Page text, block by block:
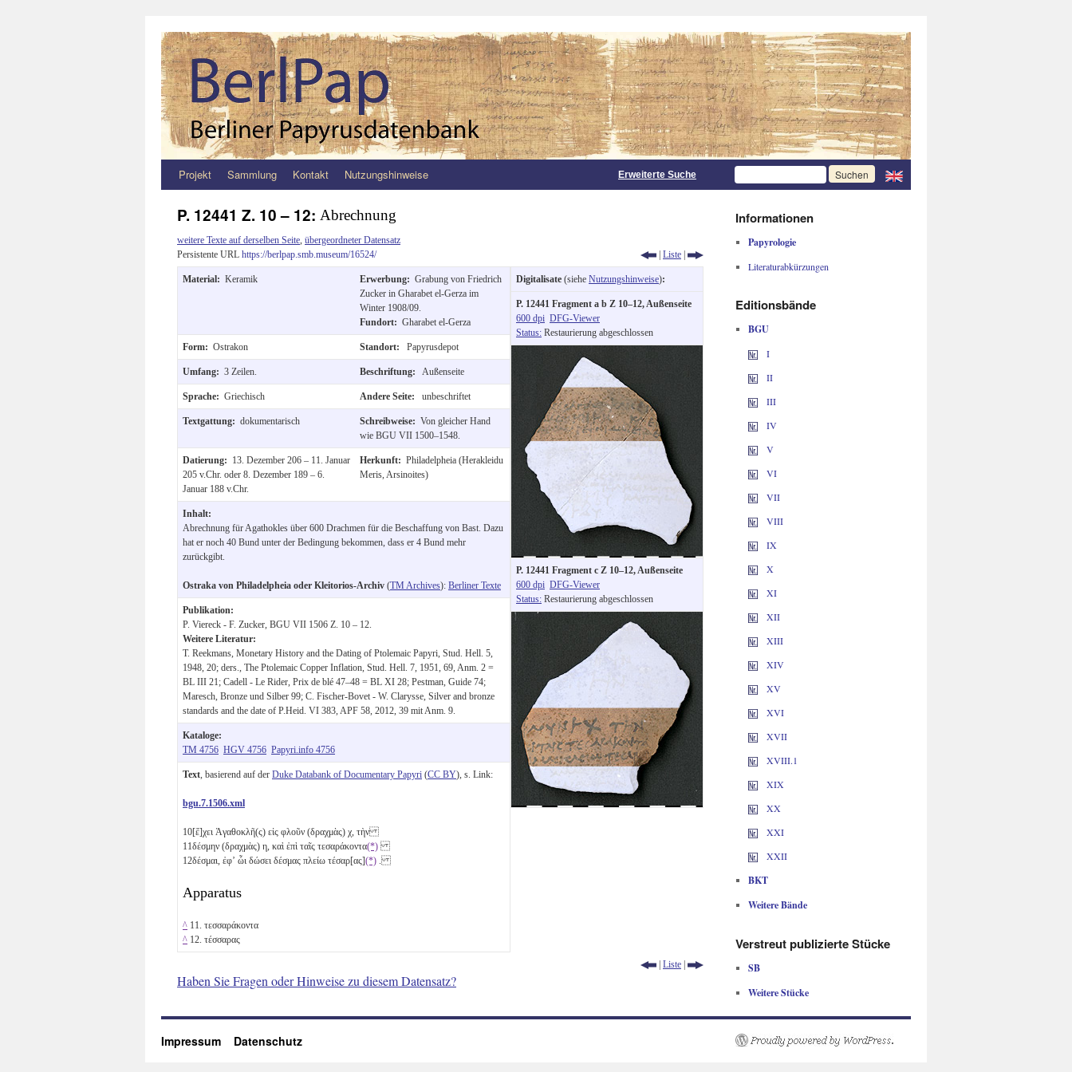
Zum
springen
Projekt Sammlung Kontakt Nutzungshinweise Erweiterte Suche
P. 12441 Z. 10 – 12: Abrechnung
weitere Texte auf derselben Seite übergeordneter Datensatz
Persistente URL https://berlpap.smb.museum/16524/ | Liste |
Material: Keramik Erwerbung: Grabung von Friedrich
Zucker in Gharabet el-Gerza im
Winter 1908/09.
Fundort: Gharabet el-Gerza
Form: Ostrakon Standort: Papyrusdepot
Umfang: 3 Zeilen. Beschriftung: Außenseite
Sprache: Griechisch Andere Seite: unbeschriftet
Textgattung: dokumentarisch Schreibweise: Von gleicher Hand
wie BGU VII 1500–1548.
Datierung: 13. Dezember 206 – 11. Januar
205 v.Chr. oder 8. Dezember 189 – 6.
Januar 188 v.Chr.
Herkunft: Philadelpheia (Herakleidu
Meris, Arsinoites)
Inhalt:
Abrechnung für Agathokles über 600 Drachmen für die Beschaffung von Bast. Dazu
hat er noch 40 Bund unter der Bedingung bekommen, dass er 4 Bund mehr
zurückgibt.
Ostraka von Philadelpheia oder Kleitorios-Archiv (TM Archives): Berliner Texte
Publikation:
P. Viereck - F. Zucker, BGU VII 1506 Z. 10 – 12.
Weitere Literatur:
T. Reekmans, Monetary History and the Dating of Ptolemaic Papyri, Stud. Hell. 5,
1948, 20; ders., The Ptolemaic Copper Inflation, Stud. Hell. 7, 1951, 69, Anm. 2 =
BL III 21; Cadell - Le Rider, Prix de blé 47–48 = BL XI 28; Pestman, Guide 74;
Maresch, Bronze und Silber 99; C. Fischer-Bovet - W. Clarysse, Silver and bronze
standards and the date of P.Heid. VI 383, APF 58, 2012, 39 mit Anm. 9.
Kataloge:
TM 4756 HGV 4756 Papyri.info 4756
Text , basierend auf der Duke Databank of Documentary Papyri (CC BY), s. Link:
bgu.7.1506.xml
10[ἔ]χει Ἀγαθοκλῆ(ς) εἰς φλοῦν (δραχμὰς) χ , τὴν
11δέσμην (δραχμὰς) η , καὶ ἐπὶ ταῖς τεσαράκοντα(*)
12δέσμαι, ἐφʼ ὧι δώσει δέσμας πλείω τέσαρ[ας](*) .
Apparatus
^ 11. τεσσαράκοντα
^ 12. τέσσαρας
Digitalisate (siehe Nutzungshinweise):
P. 12441 Fragment a b Z 10–12, Außenseite
600 dpi DFG-Viewer
Status: Restaurierung abgeschlossen
P. 12441 Fragment c Z 10–12, Außenseite
600 dpi DFG-Viewer
Status: Restaurierung abgeschlossen
| Liste |
Haben Sie Fragen oder Hinweise zu diesem Datensatz?
Informationen
Papyrologie
Literaturabkürzungen
Editionsbände
BGU
I
II
III
IV
V
VI
VII
VIII
IX
X
XI
XII
XIII
XIV
XV
XVI
XVII
XVIII.1
XIX
XX
XXI
XXII
BKT
Weitere Bände
Verstreut publizierte Stücke
SB
Weitere Stücke
Impressum Datenschutz